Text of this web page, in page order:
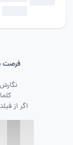
فرصت
اگر از